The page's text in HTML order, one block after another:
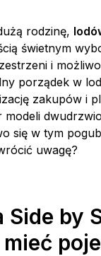
rodzinę,
świetnym
i
porządek w
zakupów i
modeli
się w tym
uwagę?
Side by